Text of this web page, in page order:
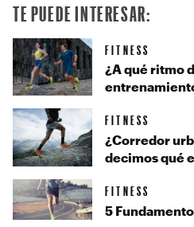
TE PUEDE INTERESAR:
FITNESS
¿A qué ritmo
FITNESS
¿Corredor
decimos qué
FITNESS
5